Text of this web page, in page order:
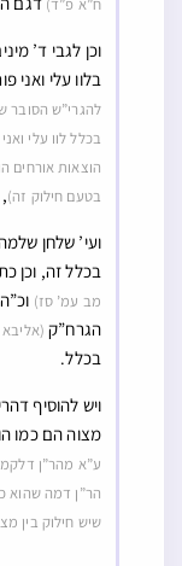
ח”א פ”ד)
וכן לגבי ד’
בלוו עלי ואני
להגרי”ש הסובר
בכלל לוו עלי
הוצאות אורחים
בטעם חילוק זה)
ועי’ שלחן
בכלל זה, וכן
מב עמ’ סז)
הגרח”ק
בכלל.
ויש להוסיף
מצוה הם כמו
ע”א מהר”ן
הר”ן דמה שהוא
שיש חילוק בין